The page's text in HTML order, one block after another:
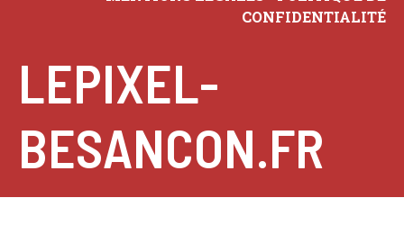
CONFIDENTIALITÉ
LEPIXEL-
BESANCON.FR